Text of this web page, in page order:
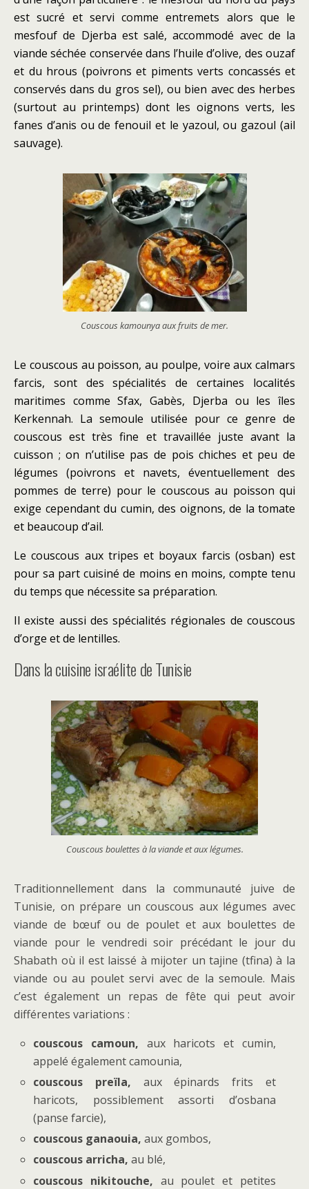
est sucré et servi comme entremets alors que le
mesfouf de Djerba est salé, accommodé avec de la
viande séchée conservée dans l’huile d’olive, des ouzaf
et du hrous (poivrons et piments verts concassés et
conservés dans du gros sel), ou bien avec des herbes
(surtout au printemps) dont les oignons verts, les
fanes d’anis ou de fenouil et le yazoul, ou gazoul (ail
sauvage).
Couscous kamounya aux fruits de mer.
Le couscous au poisson, au poulpe, voire aux calmars
farcis, sont des spécialités de certaines localités
maritimes comme Sfax, Gabès, Djerba ou les îles
Kerkennah. La semoule utilisée pour ce genre de
couscous est très fine et travaillée juste avant la
cuisson ; on n’utilise pas de pois chiches et peu de
légumes (poivrons et navets, éventuellement des
pommes de terre) pour le couscous au poisson qui
exige cependant du cumin, des oignons, de la tomate
et beaucoup d’ail.
Le couscous aux tripes et boyaux farcis (osban) est
pour sa part cuisiné de moins en moins, compte tenu
du temps que nécessite sa préparation.
Il existe aussi des spécialités régionales de couscous
d’orge et de lentilles.
Dans la cuisine israélite de Tunisie
Couscous boulettes à la viande et aux légumes.
Traditionnellement dans la communauté juive de
Tunisie, on prépare un couscous aux légumes avec
viande de bœuf ou de poulet et aux boulettes de
viande pour le vendredi soir précédant le jour du
Shabath où il est laissé à mijoter un tajine (tfina) à la
viande ou au poulet servi avec de la semoule. Mais
c’est également un repas de fête qui peut avoir
différentes variations :
couscous camoun, aux haricots et cumin,
appelé également camounia,
couscous preïla, aux épinards frits et
haricots, possiblement assorti d’osbana
(panse farcie),
couscous ganaouia, aux gombos,
couscous arricha, au blé,
couscous nikitouche, au poulet et petites